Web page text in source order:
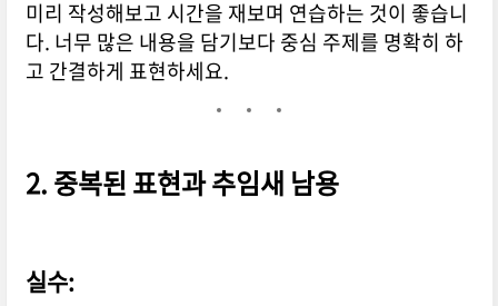
미리 작성해보고 시간을 재보며 연습하는 것이 좋습니
다. 너무 많은 내용을 담기보다 중심 주제를 명확히 하
고 간결하게 표현하세요.
2.중복된 표현과 추임새 남용
실수: